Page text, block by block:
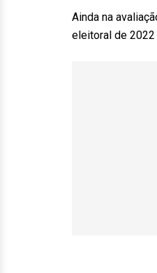
Ainda na
eleitoral de